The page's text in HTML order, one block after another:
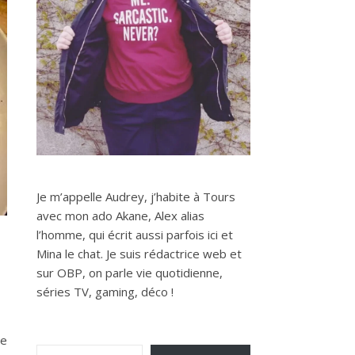
Je m’appelle Audrey, j’habite à Tours
avec mon ado Akane, Alex alias
l’homme, qui écrit aussi parfois ici et
Mina le chat. Je suis rédactrice web et
sur OBP, on parle vie quotidienne,
séries TV, gaming, déco !
Saisissez votre adresse e-mail…